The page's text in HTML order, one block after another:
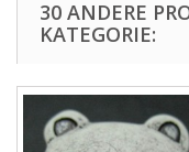
30 ANDERE
KATEGORIE: